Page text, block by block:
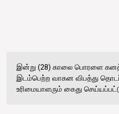
இன்று (28) காலை பொரளை
இடம்பெற்ற வாகன விபத்து
உரிமையாளரும் கைது